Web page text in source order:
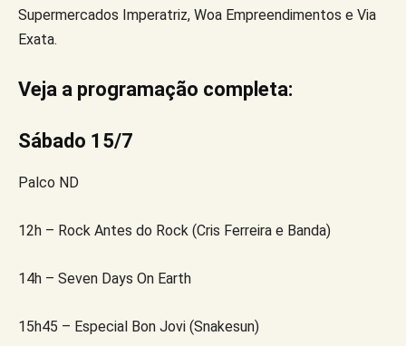
Supermercados Imperatriz, Woa Empreendimentos e Via
Exata.
Veja a programação completa:
Sábado 15/7
Palco ND
12h – Rock Antes do Rock (Cris Ferreira e Banda)
14h – Seven Days On Earth
15h45 – Especial Bon Jovi (Snakesun)